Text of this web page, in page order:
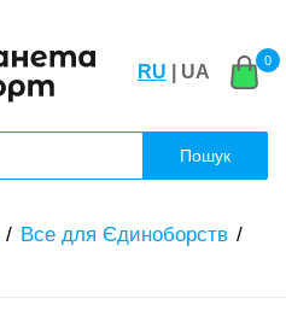
RU | UA
0
Пошук
Все для Єдиноборств